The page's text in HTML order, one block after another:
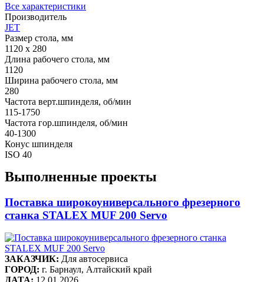
Все характеристики
Производитель
JET
Размер стола, мм
1120 х 280
Длина рабочего стола, мм
1120
Ширина рабочего стола, мм
280
Частота верт.шпинделя, об/мин
115-1750
Частота гор.шпинделя, об/мин
40-1300
Конус шпинделя
ISO 40
Выполненные проекты
Поставка широкоуниверсального фрезерного
станка STALEX MUF 200 Servo
ЗАКАЗЧИК: Для автосервиса
ГОРОД: г. Барнаул, Алтайский край